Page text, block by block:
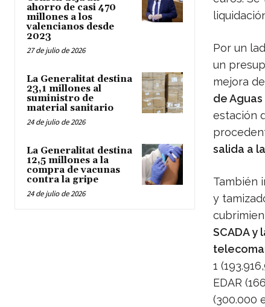
ahorro de casi 470
millones a los
valencianos desde
2023
27 de julio de 2026
La Generalitat destina
23,1 millones al
suministro de
material sanitario
24 de julio de 2026
La Generalitat destina
12,5 millones a la
compra de vacunas
contra la gripe
24 de julio de 2026
Por un
un
mejora
de
estación
salida a
También
y
SCADA
1
EDAR
(300.000